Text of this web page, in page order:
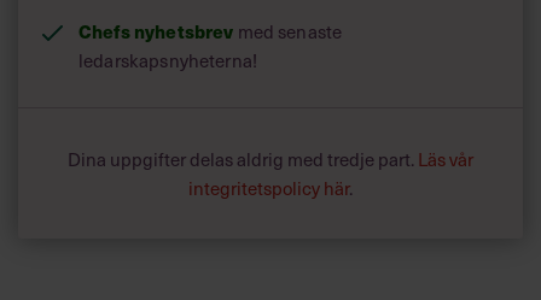
Chefs nyhetsbrev med senaste
ledarskapsnyheterna!
Dina uppgifter delas aldrig med tredje part. Läs vår
integritetspolicy här.